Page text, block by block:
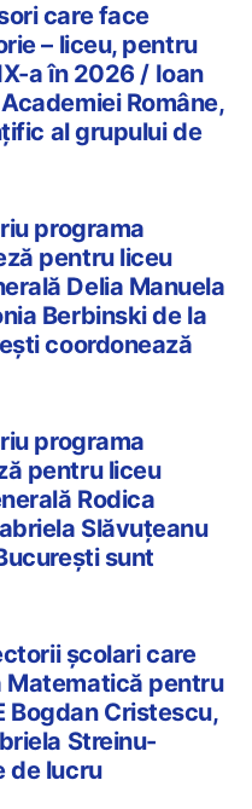
care face
– liceu, pentru
a în 2026 / Ioan
Române,
al grupului de
programa
pentru liceu
Delia Manuela
Berbinski de la
coordonează
programa
pentru liceu
Rodica
Slăvuțeanu
sunt
școlari care
Matematică pentru
Bogdan Cristescu,
Streinu-
de lucru